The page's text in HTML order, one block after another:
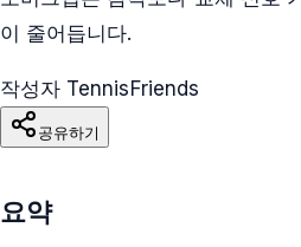
이 줄어듭니다.
작성자 TennisFriends
공유하기
요약